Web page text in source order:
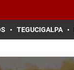
TEGUCIGALPA